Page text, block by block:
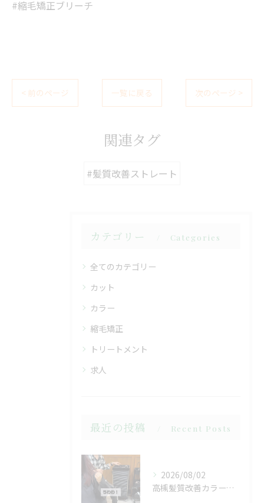
#縮毛矯正ブリーチ
< 前のページ 一覧に戻る 次のページ >
関連タグ
#髪質改善ストレート
カテゴリー Categories
全てのカテゴリー
カット
カラー
縮毛矯正
トリートメント
求人
最近の投稿 Recent Posts
2026/08/02
高槻髪質改善カラーで「艶と透明感」を同時に叶える